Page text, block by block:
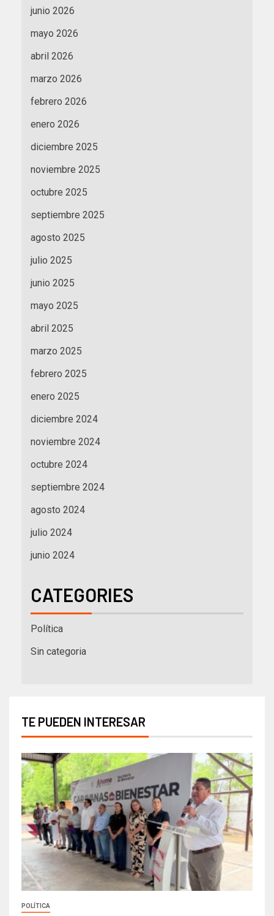
junio 2026
mayo 2026
abril 2026
marzo 2026
febrero 2026
enero 2026
diciembre 2025
noviembre 2025
octubre 2025
septiembre 2025
agosto 2025
julio 2025
junio 2025
mayo 2025
abril 2025
marzo 2025
febrero 2025
enero 2025
diciembre 2024
noviembre 2024
octubre 2024
septiembre 2024
agosto 2024
julio 2024
junio 2024
CATEGORIES
Política
Sin categoria
TE PUEDEN INTERESAR
POLÍTICA